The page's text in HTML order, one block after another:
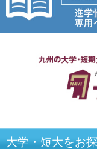
大学・短大をお